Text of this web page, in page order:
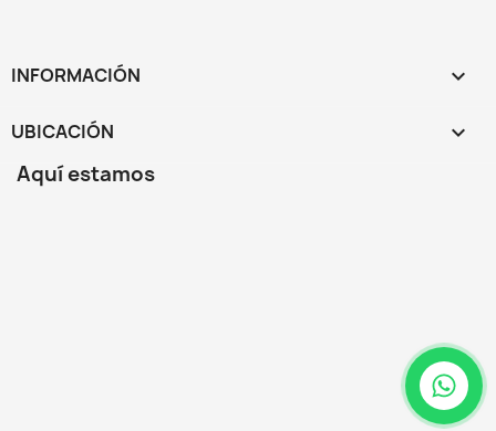
INFORMACIÓN 
UBICACIÓN keyboard_arrow_down
Aquí estamos